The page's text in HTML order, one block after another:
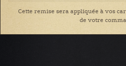
Cette remise sera appliquée à vos
de votre